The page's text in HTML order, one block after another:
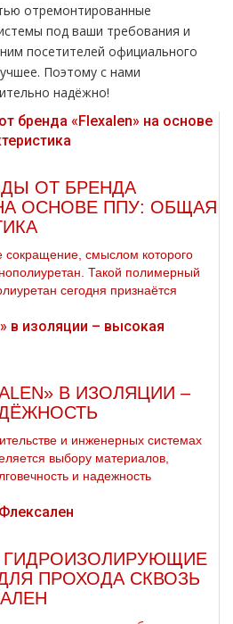
отремонтированные
под ваши требования и
посетителей официального
Поэтому с нами
надёжно!
ОТ БРЕНДА
НА ОСНОВЕ ППУ: ОБЩАЯ
сокращение, смыслом которого
Такой полимерный
сегодня признаётся
В ИЗОЛЯЦИИ –
и инженерных системах
выбору материалов,
и надежность
ГИДРОИЗОЛИРУЮЩИЕ
ПРОХОДА СКВОЗЬ